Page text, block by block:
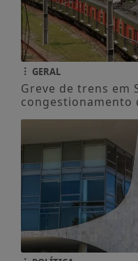
GERAL
Greve de trens em
congestionamento